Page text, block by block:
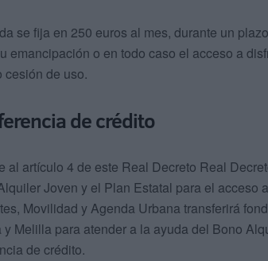
se fija en 250 euros al mes, durante un
emancipación o en todo caso el acceso a
cesión de uso.
de crédito
al artículo 4 de este Real Decreto Real
Joven y el Plan Estatal para el acceso
Movilidad y Agenda Urbana transferirá
y Melilla para atender a la ayuda del Bono
de crédito.